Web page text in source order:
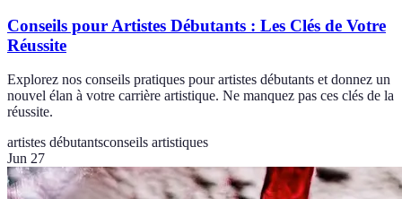
Conseils pour Artistes Débutants : Les Clés de Votre
Réussite
Explorez nos conseils pratiques pour artistes débutants et donnez un
nouvel élan à votre carrière artistique. Ne manquez pas ces clés de la
réussite.
artistes débutantsconseils artistiques
Jun 27